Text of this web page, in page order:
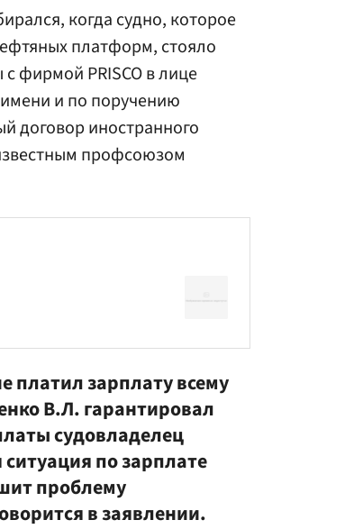
когда судно, которое
платформ, стояло
фирмой PRISCO в лице
и по поручению
договор иностранного
профсоюзом
платил зарплату всему
В.Л. гарантировал
судовладелец
по зарплате
проблему
в заявлении.